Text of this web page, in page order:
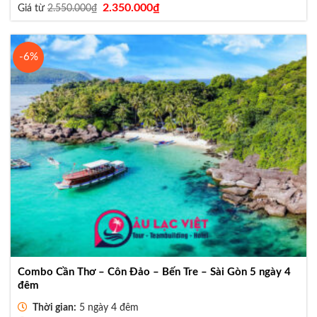
Giá từ2.550.000₫
Giá
là:
2.550.000₫.
2.350.000₫Giá
hiện
tại
là:
2.350.000₫.
-6%
Combo Cần Thơ – Côn Đảo – Bến Tre – Sài Gòn 5 ngày 4
đêm
Thời gian: 5 ngày 4 đêm